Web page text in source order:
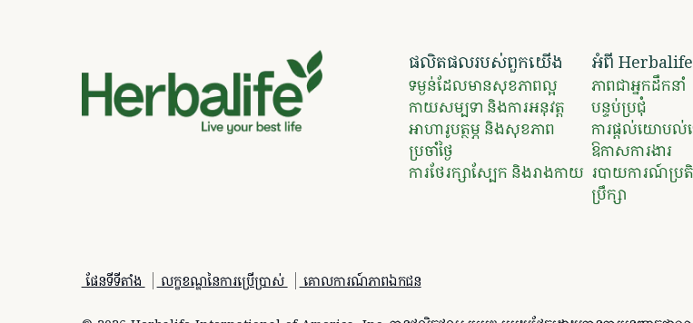
ផលិតផលរបស់ពួកយើង
ទម្ងន់ដែលមានសុខភាពល្អ
​​កាយសម្បទា និងការអនុវត្ត​
​​អាហារូបត្ថម្ភ និងសុខភាព
ប្រចាំថ្ងៃ ​
ការថែរក្សាស្បែក និងរាងកាយ
អំពី Herbalife
ភាពជាអ្នកដឹកនាំ
បន្ទប់ប្រជុំ
ការផ្តល់យោបល់
ឱកាសការងារ
របាយការណ៍ប្រតិ
ប្រឹក្សា
ផែនទីទីតាំង លក្ខខណ្ឌនៃការប្រើប្រាស់ គោលការណ៍​ភាព​ឯកជន